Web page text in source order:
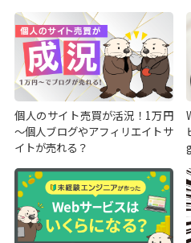
個人のサイト売買が活況！1万円
～個人ブログやアフィリエイトサ
イトが売れる？